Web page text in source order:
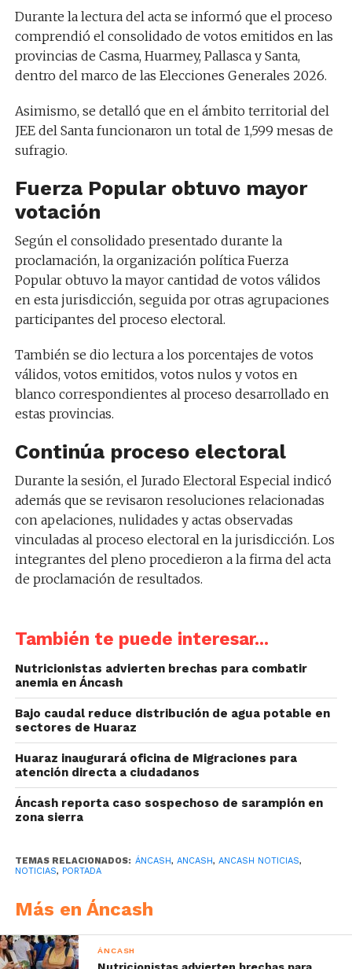
Durante la lectura del acta se informó que el proceso
comprendió el consolidado de votos emitidos en las
provincias de Casma, Huarmey, Pallasca y Santa,
dentro del marco de las Elecciones Generales 2026.
Asimismo, se detalló que en el ámbito territorial del
JEE del Santa funcionaron un total de 1,599 mesas de
sufragio.
Fuerza Popular obtuvo mayor
votación
Según el consolidado presentado durante la
proclamación, la organización política Fuerza
Popular obtuvo la mayor cantidad de votos válidos
en esta jurisdicción, seguida por otras agrupaciones
participantes del proceso electoral.
También se dio lectura a los porcentajes de votos
válidos, votos emitidos, votos nulos y votos en
blanco correspondientes al proceso desarrollado en
estas provincias.
Continúa proceso electoral
Durante la sesión, el Jurado Electoral Especial indicó
además que se revisaron resoluciones relacionadas
con apelaciones, nulidades y actas observadas
vinculadas al proceso electoral en la jurisdicción. Los
integrantes del pleno procedieron a la firma del acta
de proclamación de resultados.
También te puede interesar...
Nutricionistas advierten brechas para combatir
anemia en Áncash
Bajo caudal reduce distribución de agua potable en
sectores de Huaraz
Huaraz inaugurará oficina de Migraciones para
atención directa a ciudadanos
Áncash reporta caso sospechoso de sarampión en
zona sierra
TEMAS RELACIONADOS: ÁNCASH, ANCASH, ANCASH NOTICIAS,
NOTICIAS, PORTADA
Más en Áncash
ÁNCASH